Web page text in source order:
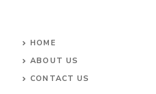
HOME
ABOUT US
CONTACT US